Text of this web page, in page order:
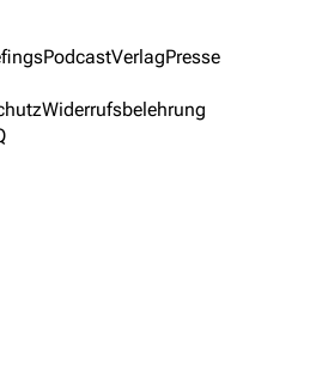
PodcastVerlagPresse
Widerrufsbelehrung